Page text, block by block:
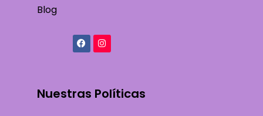
Blog
Nuestras Políticas